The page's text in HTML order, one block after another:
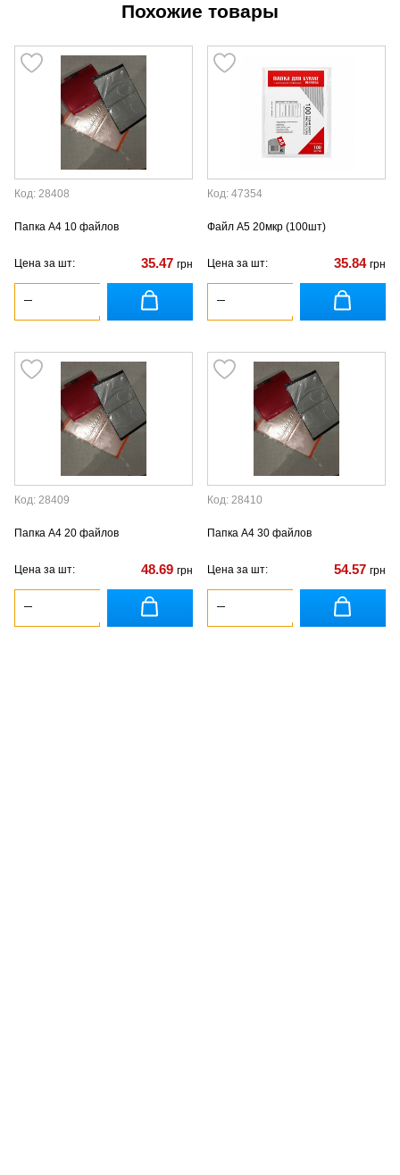
Похожие товары
Код: 28408
Папка А4 10 файлов
Цена за шт: 35.47 грн
Код: 47354
Файл А5 20мкр (100шт)
Цена за шт: 35.84 грн
Код: 28409
Папка А4 20 файлов
Цена за шт: 48.69 грн
Код: 28410
Папка А4 30 файлов
Цена за шт: 54.57 грн